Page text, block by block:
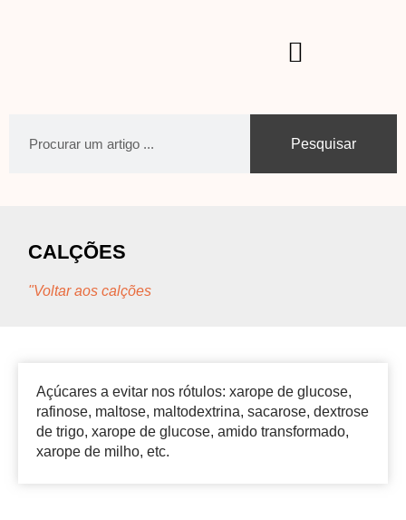
Pesquisar
CALÇÕES
"Voltar aos calções
Açúcares a evitar nos rótulos: xarope de glucose,
rafinose, maltose, maltodextrina, sacarose, dextrose
de trigo, xarope de glucose, amido transformado,
xarope de milho, etc.